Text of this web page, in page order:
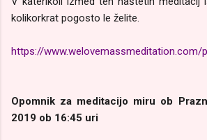
kolikorkrat pogosto le želite.
https://www.welovemassmeditation.com/
Opomnik za meditacijo miru ob
2019 ob 16:45 uri